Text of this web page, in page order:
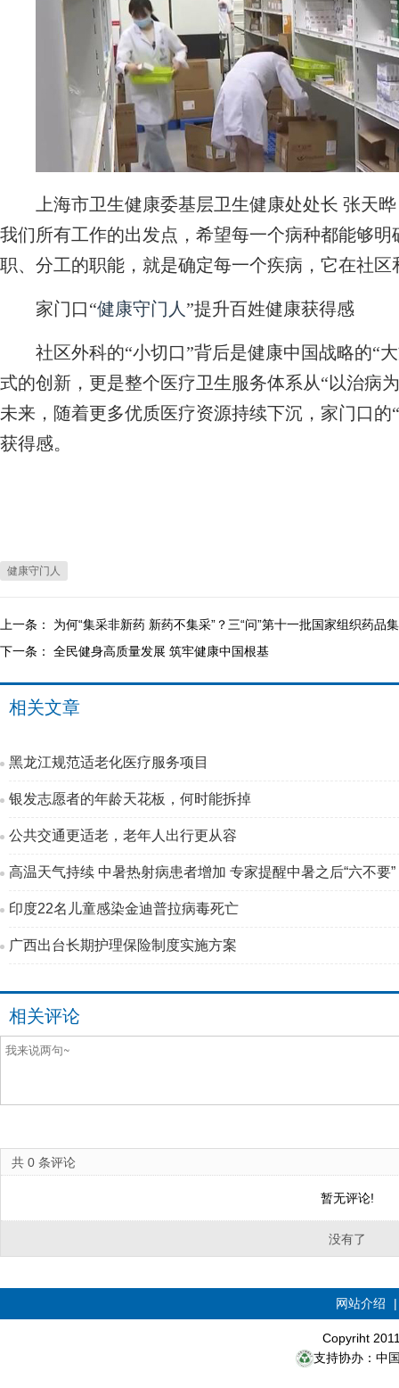
上海市卫生健康委基层卫生健康处处长 张天晔
我们所有工作的出发点，希望每一个病种都能够
职、分工的职能，就是确定每一个疾病，它在社
家门口“健康守门人”提升百姓健康获得感
社区外科的“小切口”背后是健康中国战略的“大
式的创新，更是整个医疗卫生服务体系从“以治病
未来，随着更多优质医疗资源持续下沉，家门口的“
获得感。
健康守门人
上一条： 为何“集采非新药 新药不集采”？三“问”第十一批国家组织药品
下一条： 全民健身高质量发展 筑牢健康中国根基
相关文章
黑龙江规范适老化医疗服务项目
银发志愿者的年龄天花板，何时能拆掉
公共交通更适老，老年人出行更从容
高温天气持续 中暑热射病患者增加 专家提醒中暑之后“六不要”
印度22名儿童感染金迪普拉病毒死亡
广西出台长期护理保险制度实施方案
相关评论
共 0 条评论
暂无评论!
没有了
网站介绍
Copyriht
支持协办：中